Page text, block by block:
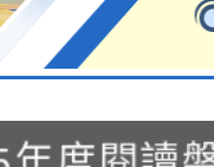
第2次
告(無人
行動站研
度閱讀